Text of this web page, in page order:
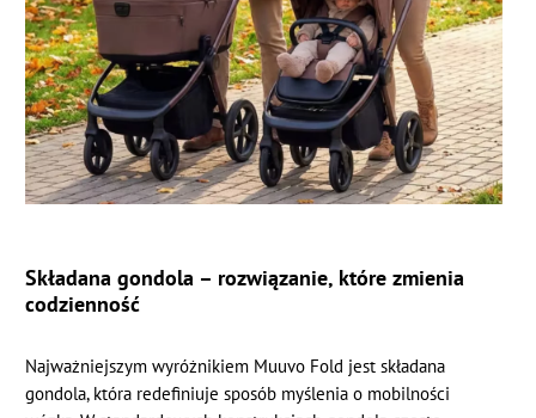
Składana gondola – rozwiązanie, które zmienia
codzienność
Najważniejszym wyróżnikiem Muuvo Fold jest składana
gondola, która redefiniuje sposób myślenia o mobilności